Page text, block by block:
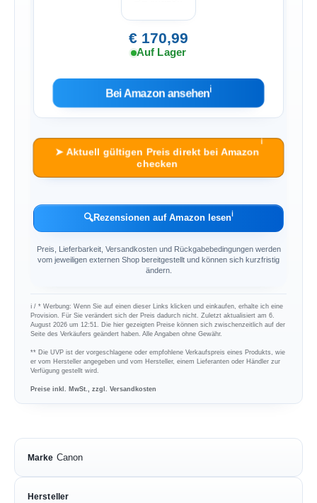
€ 170,99
Auf Lager
Bei Amazon ansehenℹ︎
➤ Aktuell gültigen Preis direkt bei Amazon
checken
ℹ︎
🔍Rezensionen auf Amazon lesenℹ︎
Preis, Lieferbarkeit, Versandkosten und Rückgabebedingungen werden
vom jeweiligen externen Shop bereitgestellt und können sich kurzfristig
ändern.
ℹ︎ / * Werbung: Wenn Sie auf einen dieser Links klicken und einkaufen, erhalte ich eine
Provision. Für Sie verändert sich der Preis dadurch nicht. Zuletzt aktualisiert am 6.
August 2026 um 12:51. Die hier gezeigten Preise können sich zwischenzeitlich auf der
Seite des Verkäufers geändert haben. Alle Angaben ohne Gewähr.
** Die UVP ist der vorgeschlagene oder empfohlene Verkaufspreis eines Produkts, wie
er vom Hersteller angegeben und vom Hersteller, einem Lieferanten oder Händler zur
Verfügung gestellt wird.
Preise inkl. MwSt., zzgl. Versandkosten
Marke Canon
Hersteller